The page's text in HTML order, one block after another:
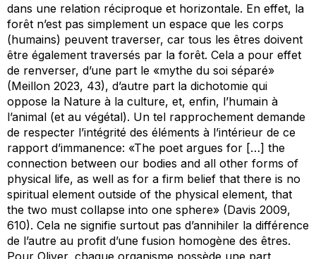
dans une relation réciproque et horizontale. En effet, la
forêt n’est pas simplement un espace que les corps
(humains) peuvent traverser, car tous les êtres doivent
être également traversés par la forêt. Cela a pour effet
de renverser, d’une part le «mythe du soi séparé»
(Meillon 2023, 43), d’autre part la dichotomie qui
oppose la Nature à la culture, et, enfin, l’humain à
l’animal (et au végétal). Un tel rapprochement demande
de respecter l’intégrité des éléments à l’intérieur de ce
rapport d’immanence: «The poet argues for […] the
connection between our bodies and all other forms of
physical life, as well as for a firm belief that there is no
spiritual element outside of the physical element, that
the two must collapse into one sphere» (Davis 2009,
610). Cela ne signifie surtout pas d’annihiler la différence
de l’autre au profit d’une fusion homogène des êtres.